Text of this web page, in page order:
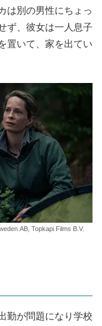
は別の男性にちょっ
ず、彼女は一人息子
置いて、家を出てい
AB, Topkapi Films B.V.
勤が問題になり学校